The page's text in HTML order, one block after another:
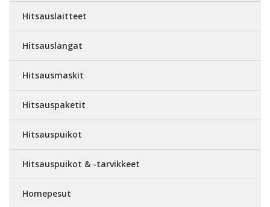
Hitsauslaitteet
Hitsauslangat
Hitsausmaskit
Hitsauspaketit
Hitsauspuikot
Hitsauspuikot & -tarvikkeet
Homepesut